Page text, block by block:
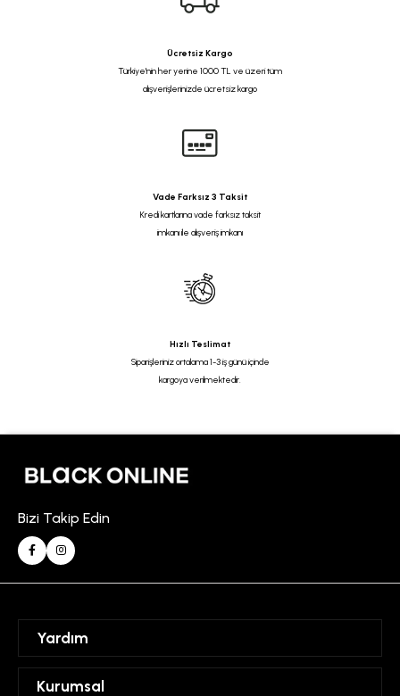
Ücretsiz Kargo
Türkiye'nin her yerine 1000 TL ve üzeri tüm
alışverişlerinizde ücretsiz kargo
Vade Farksız 3 Taksit
Kredi kartlarına vade farksız taksit
imkanı ile alışveriş imkanı
Hızlı Teslimat
Siparişleriniz ortalama 1-3 iş günü içinde
kargoya verilmektedir.
Bizi Takip Edin
Yardım
Kurumsal